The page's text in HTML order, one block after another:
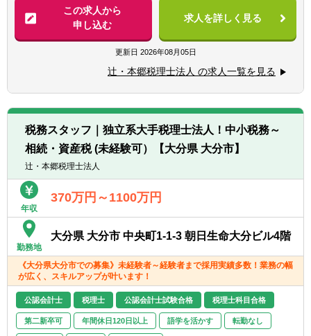
【求める人物像】
■税務・会計にとどまらず、総合的な観点か
ら経営コンサルティングに携りたい方
■経験・能力をフルに発揮できる環境で働き
【部署異動について】
■フリーエージェント制度
・年に2回上司を通さずに直接人事へ依頼を
出すことが可能です。
・希望が通る確率はおおよそ約60％程度で
・また、全国に拠点があるため、ご家庭の事
情によって比較的自由に変更することが可能
です。
【法人全体の特色】
■業界トップレベルの規模でお客様に対して
サービス提供しています。
■チーム連携：税理士、公認会計士、中小企
業診断士など、税務・会計に関わる様々な分
野のエキスパートが集結し、案件によって
は、互いにチームを組んで業務を進めること
があります。
■広範囲な取扱業務
一般企業をはじめ、医療法人、公益法人、社
会福祉法人、地方公共団体、海外法人、個人
と幅広いお客様に対して、税務・会計サービ
スを提供しています。
この求人から
申し込む
求人を詳しく見る
更新日 2026年08月05日
辻・本郷税理士法人 の求人一覧を見る
税務スタッフ｜独立系大手税理士法人！中小税務～
相続・資産税 (未経験可）【大分県 大分市】
辻・本郷税理士法人
年収
370万円～1100万円
勤務地
大分県 大分市 中央町1-1-3 朝日生命大分ビル4階
《大分県大分市での募集》未経験者～経験者まで採用実績多数！業務の幅
が広く、スキルアップが叶います！
公認会計士 税理士 公認会計士試験合格 税理士科目合格
第二新卒可 年間休日120日以上 語学を活かす 転勤なし